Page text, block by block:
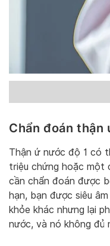
Chẩn đoán thận
Thận ứ nước độ 1 có
triệu chứng hoặc một
cần chẩn đoán được
hạn, bạn được siêu
khỏe khác nhưng lại
nước, và nó không đủ